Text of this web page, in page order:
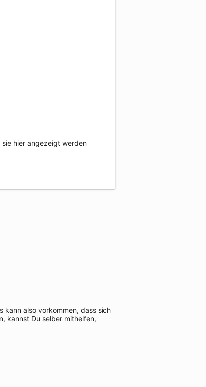
hier angezeigt werden
kann also vorkommen, dass sich
kannst Du selber mithelfen,